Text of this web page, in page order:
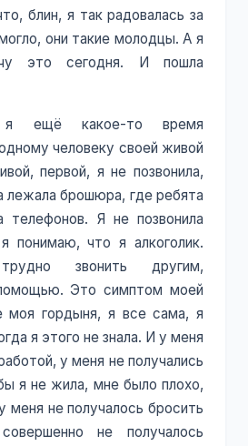
блин, я так радовалась за
они такие молодцы. А я
это сегодня. И пошла
я ещё какое-то время
человеку своей живой
первой, я не позвонила,
лежала брошюра, где ребята
телефонов. Я не позвонила
понимаю, что я алкоголик.
звонить другим,
Это симптом моей
моя гордыня, я все сама, я
я этого не знала. И у меня
у меня не получались
я не жила, мне было плохо,
меня не получалось бросить
не получалось